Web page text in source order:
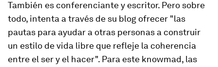
También es conferenciante y escritor. Pero sobre
todo, intenta a través de su blog ofrecer "las
pautas para ayudar a otras personas a construir
un estilo de vida libre que refleje la coherencia
entre el ser y el hacer". Para este knowmad, las